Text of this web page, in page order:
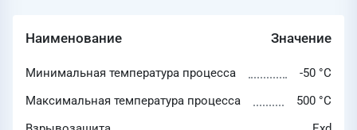
Наименование Значение
Минимальная температура процесса
-50 °C
Максимальная температура процесса
500 °C